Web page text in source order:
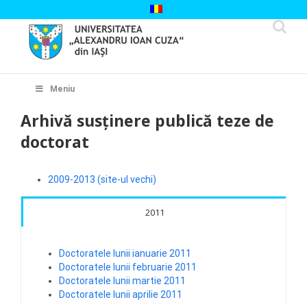
to
content
Meniu
Arhivă susținere publică teze de
doctorat
2009-2013 (site-ul vechi)
2011
Doctoratele lunii ianuarie 2011
Doctoratele lunii februarie 2011
Doctoratele lunii martie 2011
Doctoratele lunii aprilie 2011